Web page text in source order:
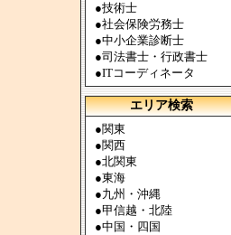
●技術士
●社会保険労務士
●中小企業診断士
●司法書士・行政書士
●ITコーディネータ
エリア検索
●関東
●関西
●北関東
●東海
●九州・沖縄
●甲信越・北陸
●中国・四国